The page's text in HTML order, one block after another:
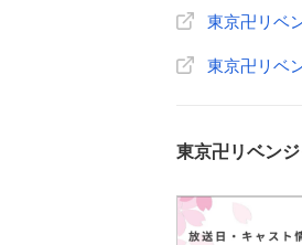
東京卍リベ
東京卍リベ
東京卍リベン